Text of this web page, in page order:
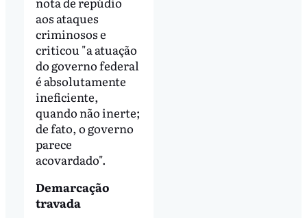
aos ataques
criminosos e
criticou "a atuação
do governo federal
é absolutamente
ineficiente,
quando não inerte;
de fato, o governo
parece
acovardado".
Demarcação
travada